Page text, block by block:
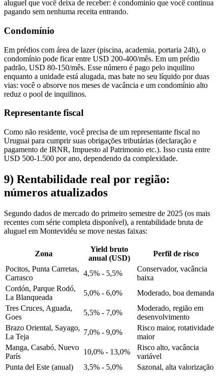
aluguel que você deixa de receber: é condomínio que você continua
pagando sem nenhuma receita entrando.
Condomínio
Em prédios com área de lazer (piscina, academia, portaria 24h), o
condomínio pode ficar entre USD 200-400/mês. Em um prédio
padrão, USD 80-150/mês. Esse número é pago pelo inquilino
enquanto a unidade está alugada, mas bate no seu líquido por duas
vias: você o absorve nos meses de vacância e um condomínio alto
reduz o pool de inquilinos.
Representante fiscal
Como não residente, você precisa de um representante fiscal no
Uruguai para cumprir suas obrigações tributárias (declaração e
pagamento de IRNR, Impuesto al Patrimonio etc.). Isso custa entre
USD 500-1.500 por ano, dependendo da complexidade.
9) Rentabilidade real por região:
números atualizados
Segundo dados de mercado do primeiro semestre de 2025 (os mais
recentes com série completa disponível), a rentabilidade bruta de
aluguel em Montevidéu se move nestas faixas:
Zona
Yield bruto
anual (USD)
Perfil de risco
Pocitos, Punta Carretas,
Carrasco
4,5% - 5,5%
Conservador, vacância
baixa
Cordón, Parque Rodó,
La Blanqueada
5,0% - 6,0%
Moderado, boa demanda
Tres Cruces, Aguada,
Goes
5,5% - 7,0%
Moderado, região em
desenvolvimento
Brazo Oriental, Sayago,
La Teja
7,0% - 9,0%
Risco maior, rotatividade
maior
Manga, Casabó, Nuevo
París
10,0% - 13,0%
Risco alto, vacância
variável
Punta del Este (anual)
3,5% - 5,0% Sazonal, alta valorização